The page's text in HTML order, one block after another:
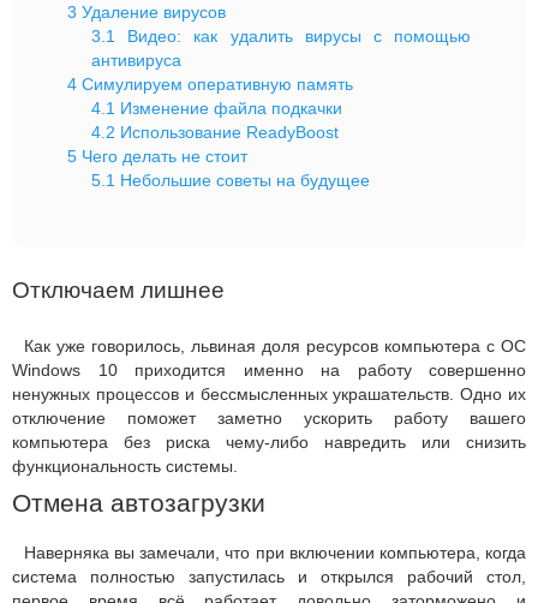
3 Удаление вирусов
3.1
Видео: как удалить вирусы с помощью
антивируса
4 Симулируем оперативную память
4.1 Изменение файла подкачки
4.2 Использование ReadyBoost
5 Чего делать не стоит
5.1 Небольшие советы на будущее
Отключаем лишнее
Как уже говорилось, львиная доля ресурсов компьютера с ОС
Windows 10 приходится именно на работу совершенно
ненужных процессов и бессмысленных украшательств. Одно их
отключение поможет заметно ускорить работу вашего
компьютера без риска чему-либо навредить или снизить
функциональность системы.
Отмена автозагрузки
Наверняка вы замечали, что при включении компьютера, когда
система полностью запустилась и открылся рабочий стол,